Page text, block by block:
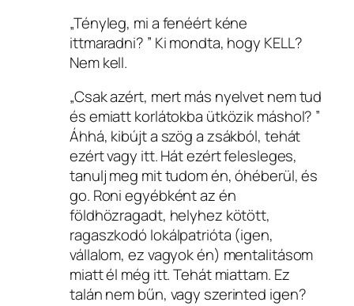
„Tényleg, mi a fenéért kéne
ittmaradni? ” Ki mondta, hogy KELL?
Nem kell.
„Csak azért, mert más nyelvet nem tud
és emiatt korlátokba ütközik máshol? ”
Áhhá, kibújt a szög a zsákból, tehát
ezért vagy itt. Hát ezért felesleges,
tanulj meg mit tudom én, óhéberül, és
go. Roni egyébként az én
földhözragadt, helyhez kötött,
ragaszkodó lokálpatrióta (igen,
vállalom, ez vagyok én) mentalitásom
miatt él még itt. Tehát miattam. Ez
talán nem bűn, vagy szerinted igen?